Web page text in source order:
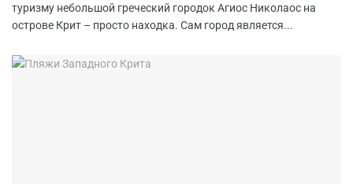
туризму небольшой греческий городок Агиос Николаос на
острове Крит – просто находка. Сам город является...